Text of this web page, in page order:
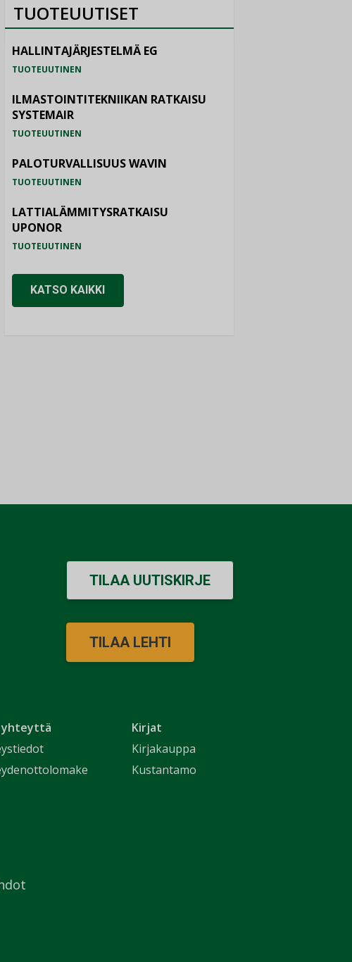
TUOTEUUTISET
HALLINTAJÄRJESTELMÄ EG
TUOTEUUTINEN
ILMASTOINTITEKNIIKAN RATKAISU
SYSTEMAIR
TUOTEUUTINEN
PALOTURVALLISUUS WAVIN
TUOTEUUTINEN
LATTIALÄMMITYSRATKAISU
UPONOR
TUOTEUUTINEN
KATSO KAIKKI
yhteyttä
Kirjat
Kirjakauppa
Kustantamo
TILAA UUTISKIRJE
TILAA LEHTI